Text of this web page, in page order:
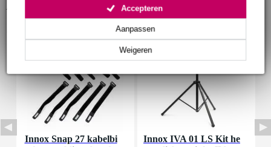
Weigeren
Aanpassen
Accepteren
Innox Snap 27 kabelbi
Innox IVA 01 LS Kit he